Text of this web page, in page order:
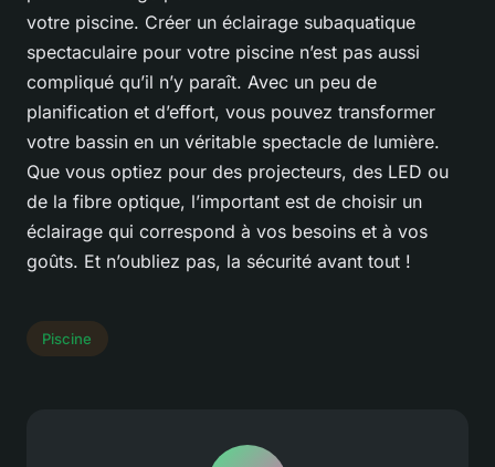
votre piscine. Créer un éclairage subaquatique
spectaculaire pour votre piscine n’est pas aussi
compliqué qu’il n’y paraît. Avec un peu de
planification et d’effort, vous pouvez transformer
votre bassin en un véritable spectacle de lumière.
Que vous optiez pour des projecteurs, des LED ou
de la fibre optique, l’important est de choisir un
éclairage qui correspond à vos besoins et à vos
goûts. Et n’oubliez pas, la sécurité avant tout !
Piscine